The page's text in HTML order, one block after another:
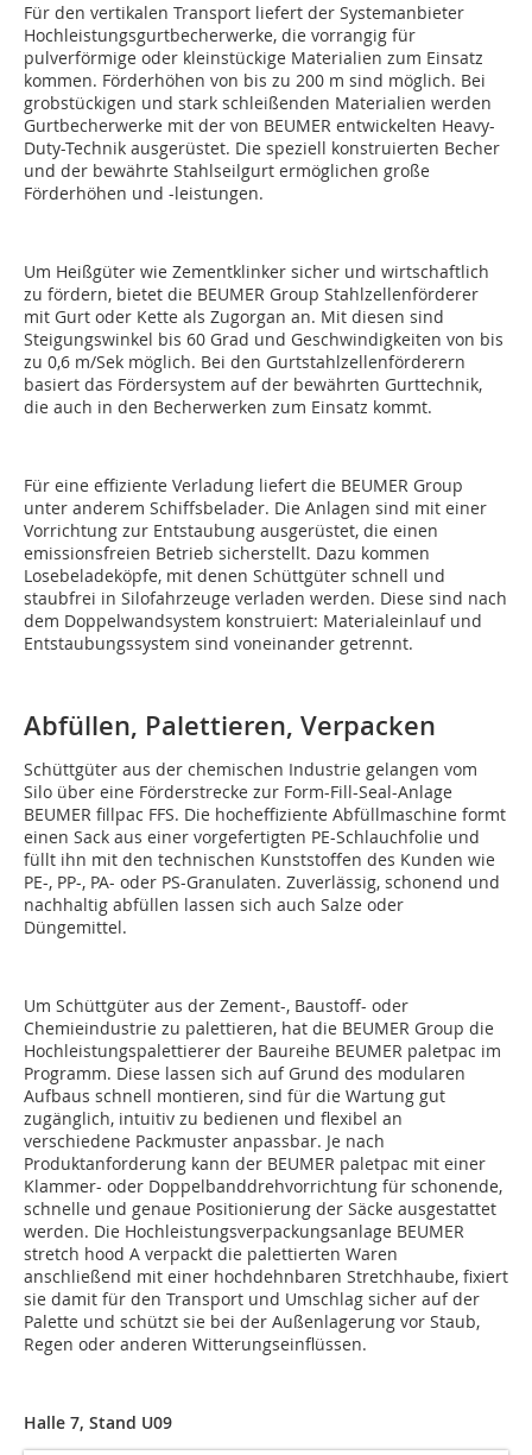
Für den vertikalen Transport liefert der Systemanbieter
Hochleistungsgurtbecherwerke, die vorrangig für
pulverförmige oder kleinstückige Materialien zum Einsatz
kommen. Förderhöhen von bis zu 200 m sind möglich. Bei
grobstückigen und stark schleißenden Materialien werden
Gurtbecherwerke mit der von BEUMER entwickelten Heavy-
Duty-Technik ausgerüstet. Die speziell konstruierten Becher
und der bewährte Stahlseilgurt ermöglichen große
Förderhöhen und -leistungen.
Um Heißgüter wie Zementklinker sicher und wirtschaftlich
zu fördern, bietet die BEUMER Group Stahlzellenförderer
mit Gurt oder Kette als Zugorgan an. Mit diesen sind
Steigungswinkel bis 60 Grad und Geschwindigkeiten von bis
zu 0,6 m/Sek möglich. Bei den Gurtstahlzellenförderern
basiert das Fördersystem auf der bewährten Gurttechnik,
die auch in den Becherwerken zum Einsatz kommt.
Für eine effiziente Verladung liefert die BEUMER Group
unter anderem Schiffsbelader. Die Anlagen sind mit einer
Vorrichtung zur Entstaubung ausgerüstet, die einen
emissionsfreien Betrieb sicherstellt. Dazu kommen
Losebeladeköpfe, mit denen Schüttgüter schnell und
staubfrei in Silofahrzeuge verladen werden. Diese sind nach
dem Doppelwandsystem konstruiert: Materialeinlauf und
Entstaubungssystem sind voneinander getrennt.
Abfüllen, Palettieren, Verpacken
Schüttgüter aus der chemischen Industrie gelangen vom
Silo über eine Förderstrecke zur Form-Fill-Seal-Anlage
BEUMER fillpac FFS. Die hocheffiziente Abfüllmaschine formt
einen Sack aus einer vorgefertigten PE-Schlauchfolie und
füllt ihn mit den technischen Kunststoffen des Kunden wie
PE-, PP-, PA- oder PS-Granulaten. Zuverlässig, schonend und
nachhaltig abfüllen lassen sich auch Salze oder
Düngemittel.
Um Schüttgüter aus der Zement-, Baustoff- oder
Chemieindustrie zu palettieren, hat die BEUMER Group die
Hochleistungspalettierer der Baureihe BEUMER paletpac im
Programm. Diese lassen sich auf Grund des modularen
Aufbaus schnell montieren, sind für die Wartung gut
zugänglich, intuitiv zu bedienen und flexibel an
verschiedene Packmuster anpassbar. Je nach
Produktanforderung kann der BEUMER paletpac mit einer
Klammer- oder Doppelbanddrehvorrichtung für schonende,
schnelle und genaue Positionierung der Säcke ausgestattet
werden. Die Hochleistungsverpackungsanlage BEUMER
stretch hood A verpackt die palettierten Waren
anschließend mit einer hochdehnbaren Stretchhaube, fixiert
sie damit für den Transport und Umschlag sicher auf der
Palette und schützt sie bei der Außenlagerung vor Staub,
Regen oder anderen Witterungseinflüssen.
Halle 7, Stand U09